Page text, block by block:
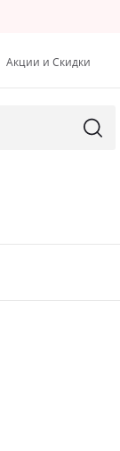
Акции и Скидки